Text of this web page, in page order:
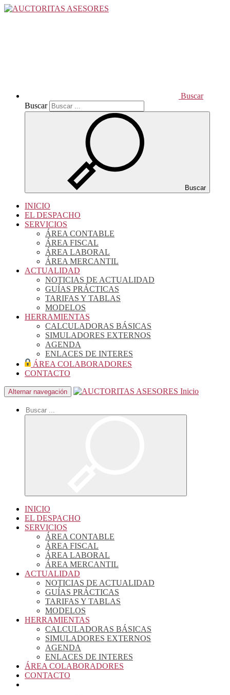
Buscar
Buscar
Buscar
INICIO
EL DESPACHO
SERVICIOS
ÁREA CONTABLE
ÁREA FISCAL
ÁREA LABORAL
ÁREA MERCANTIL
ACTUALIDAD
NOTICIAS DE ACTUALIDAD
GUÍAS PRÁCTICAS
TARIFAS Y TABLAS
MODELOS
HERRAMIENTAS
CALCULADORAS BÁSICAS
SIMULADORES EXTERNOS
AGENDA
ENLACES DE INTERES
ÁREA COLABORADORES
CONTACTO
Alternar navegación Inicio
INICIO
EL DESPACHO
SERVICIOS
ÁREA CONTABLE
ÁREA FISCAL
ÁREA LABORAL
ÁREA MERCANTIL
ACTUALIDAD
NOTICIAS DE ACTUALIDAD
GUÍAS PRÁCTICAS
TARIFAS Y TABLAS
MODELOS
HERRAMIENTAS
CALCULADORAS BÁSICAS
SIMULADORES EXTERNOS
AGENDA
ENLACES DE INTERES
ÁREA COLABORADORES
CONTACTO